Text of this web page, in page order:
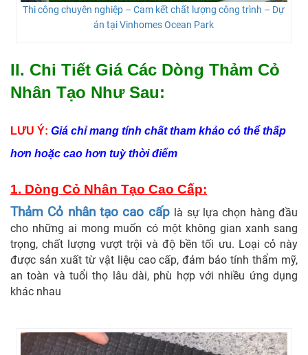
Thi công chuyên nghiệp – Cam kết chất lượng công trình – Dự
án tại Vinhomes Ocean Park
II. Chi Tiết Giá Các Dòng Thảm Cỏ
Nhân Tạo Như Sau:
LƯU Ý: Giá chỉ mang tính chất tham khảo có thể thấp
hơn hoặc cao hơn tuỳ thời điểm
1. Dòng Cỏ Nhân Tạo Cao Cấp:
Thảm Cỏ nhân tạo cao cấp là sự lựa chọn hàng đầu
cho những ai mong muốn có một không gian xanh sang
trọng, chất lượng vượt trội và độ bền tối ưu. Loại cỏ này
được sản xuất từ vật liệu cao cấp, đảm bảo tính thẩm mỹ,
an toàn và tuổi thọ lâu dài, phù hợp với nhiều ứng dụng
khác nhau